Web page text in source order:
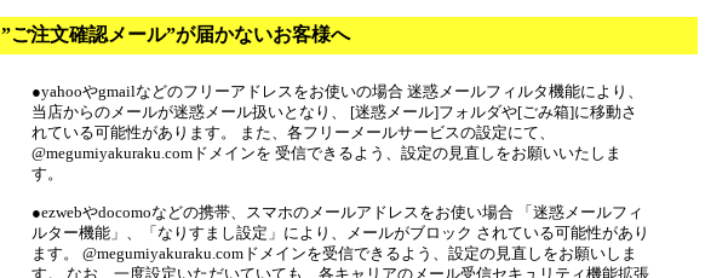
”ご注文確認メール”が届かないお客様へ
●yahooやgmailなどのフリーアドレスをお使いの場合 迷惑メールフィルタ機能により、
当店からのメールが迷惑メール扱いとなり、 [迷惑メール]フォルダや[ごみ箱]に移動さ
れている可能性があります。 また、各フリーメールサービスの設定にて、
@megumiyakuraku.comドメインを 受信できるよう、設定の見直しをお願いいたしま
す。
●ezwebやdocomoなどの携帯、スマホのメールアドレスをお使い場合 「迷惑メールフィ
ルター機能」、「なりすまし設定」により、メールがブロック されている可能性があり
ます。 @megumiyakuraku.comドメインを受信できるよう、設定の見直しをお願いしま
す。 なお、一度設定いただいていても、各キャリアのメール受信セキュリティ機能拡張